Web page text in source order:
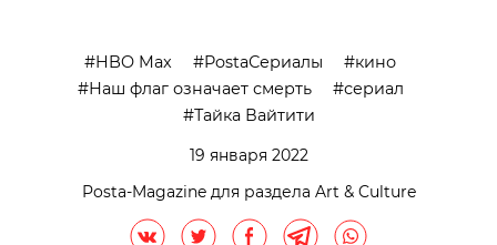
HBO Max PostaСериалы
кино
Наш флаг означает смерть
сериал
Тайка Вайтити
19 января 2022
Posta-Magazine для раздела Art & Culture